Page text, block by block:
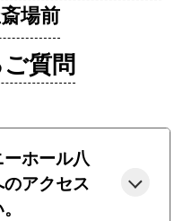
場前
質問
ホール八
アクセス